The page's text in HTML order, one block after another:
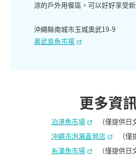
涼的戶外用餐區，可以好好享受新
沖繩縣南城市玉城奧武19-9
奥武島魚市場
更多資
泊港魚市場
（僅提供日
沖繩市泡瀨直營店
（僅
糸滿魚市場
（僅提供日